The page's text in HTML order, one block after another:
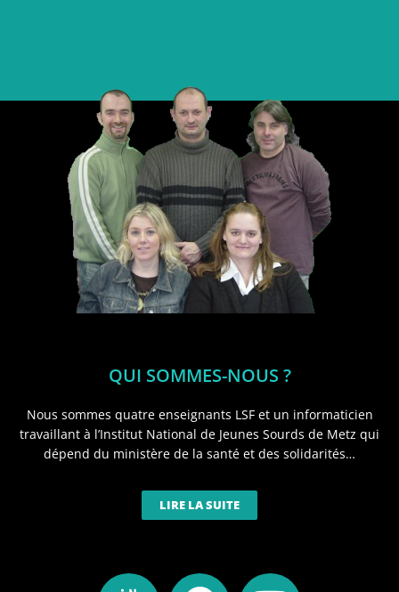
QUI SOMMES-NOUS ?
Nous sommes quatre enseignants LSF et un informaticien
travaillant à l’Institut National de Jeunes Sourds de Metz qui
dépend du ministère de la santé et des solidarités…
LIRE LA SUITE